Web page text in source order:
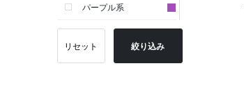
パープル系
イエロー系
リセット 絞り込み